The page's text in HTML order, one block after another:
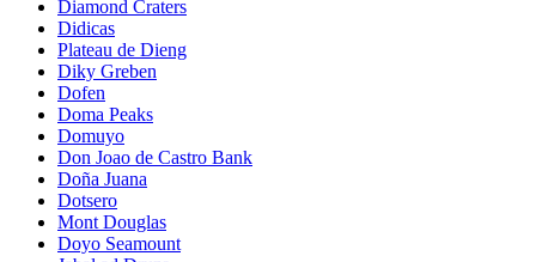
Diamond Craters
Didicas
Plateau de Dieng
Diky Greben
Dofen
Doma Peaks
Domuyo
Don Joao de Castro Bank
Doña Juana
Dotsero
Mont Douglas
Doyo Seamount